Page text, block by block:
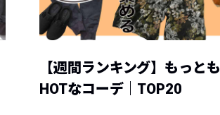
【週間ランキング】もっとも
HOTなコーデ｜TOP20